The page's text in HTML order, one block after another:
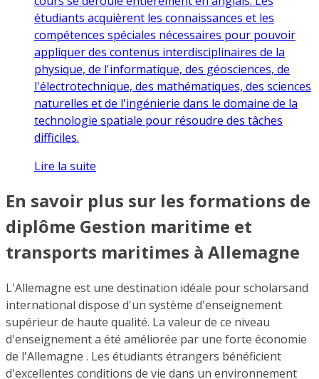
étudiants acquièrent les connaissances et les
compétences spéciales nécessaires pour pouvoir
appliquer des contenus interdisciplinaires de la
physique, de l'informatique, des géosciences, de
l'électrotechnique, des mathématiques, des sciences
naturelles et de l'ingénierie dans le domaine de la
technologie spatiale pour résoudre des tâches
difficiles.
Lire la suite
En savoir plus sur les formations de
diplôme Gestion maritime et
transports maritimes à Allemagne
L'Allemagne est une destination idéale pour scholarsand
international dispose d'un système d'enseignement
supérieur de haute qualité. La valeur de ce niveau
d'enseignement a été améliorée par une forte économie
de l'Allemagne . Les étudiants étrangers bénéficient
d'excellentes conditions de vie dans un environnement